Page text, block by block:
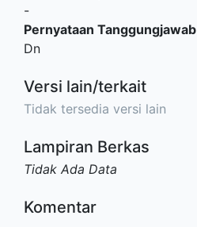
-
Pernyataan Tanggungjawab
Dn
Versi lain/terkait
Tidak tersedia versi lain
Lampiran Berkas
Tidak Ada Data
Komentar